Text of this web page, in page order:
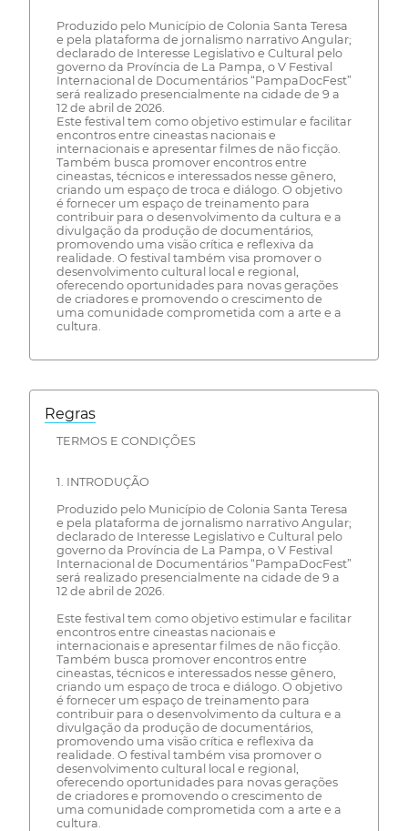
Produzido pelo Município de Colonia Santa Teresa
e pela plataforma de jornalismo narrativo Angular;
declarado de Interesse Legislativo e Cultural pelo
governo da Província de La Pampa, o V Festival
Internacional de Documentários “PampaDocFest”
será realizado presencialmente na cidade de 9 a
12 de abril de 2026.
Este festival tem como objetivo estimular e facilitar
encontros entre cineastas nacionais e
internacionais e apresentar filmes de não ficção.
Também busca promover encontros entre
cineastas, técnicos e interessados nesse gênero,
criando um espaço de troca e diálogo. O objetivo
é fornecer um espaço de treinamento para
contribuir para o desenvolvimento da cultura e a
divulgação da produção de documentários,
promovendo uma visão crítica e reflexiva da
realidade. O festival também visa promover o
desenvolvimento cultural local e regional,
oferecendo oportunidades para novas gerações
de criadores e promovendo o crescimento de
uma comunidade comprometida com a arte e a
cultura.
Regras
TERMOS E CONDIÇÕES
1. INTRODUÇÃO
Produzido pelo Município de Colonia Santa Teresa
e pela plataforma de jornalismo narrativo Angular;
declarado de Interesse Legislativo e Cultural pelo
governo da Província de La Pampa, o V Festival
Internacional de Documentários “PampaDocFest”
será realizado presencialmente na cidade de 9 a
12 de abril de 2026.
Este festival tem como objetivo estimular e facilitar
encontros entre cineastas nacionais e
internacionais e apresentar filmes de não ficção.
Também busca promover encontros entre
cineastas, técnicos e interessados nesse gênero,
criando um espaço de troca e diálogo. O objetivo
é fornecer um espaço de treinamento para
contribuir para o desenvolvimento da cultura e a
divulgação da produção de documentários,
promovendo uma visão crítica e reflexiva da
realidade. O festival também visa promover o
desenvolvimento cultural local e regional,
oferecendo oportunidades para novas gerações
de criadores e promovendo o crescimento de
uma comunidade comprometida com a arte e a
cultura.